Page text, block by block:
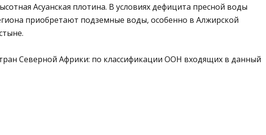
Асуанская плотина. В условиях дефицита пресной воды
приобретают подземные воды, особенно в Алжирской
Северной Африки: по классификации ООН входящих в данный